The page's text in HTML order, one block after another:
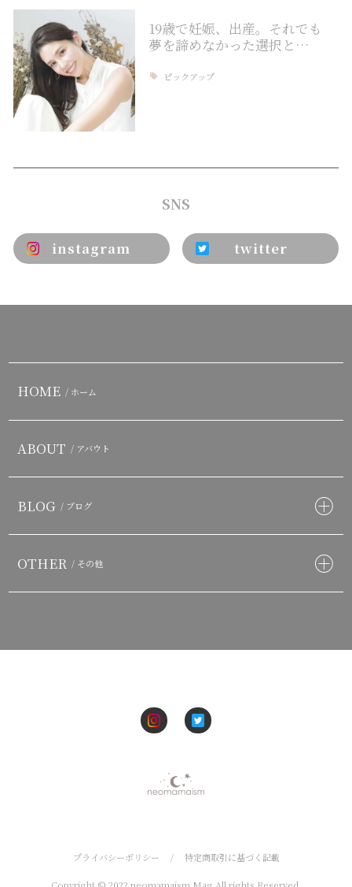
19歳で妊娠、出産。それでも
夢を諦めなかった選択と…
ピックアップ
SNS
instagram twitter
HOME / ホーム
ABOUT / アバウト
BLOG / ブログ
OTHER / その他
プライバシーポリシー / 特定商取引に基づく記載
Copyright © 2022 neomamaism Mag All rights Reserved.